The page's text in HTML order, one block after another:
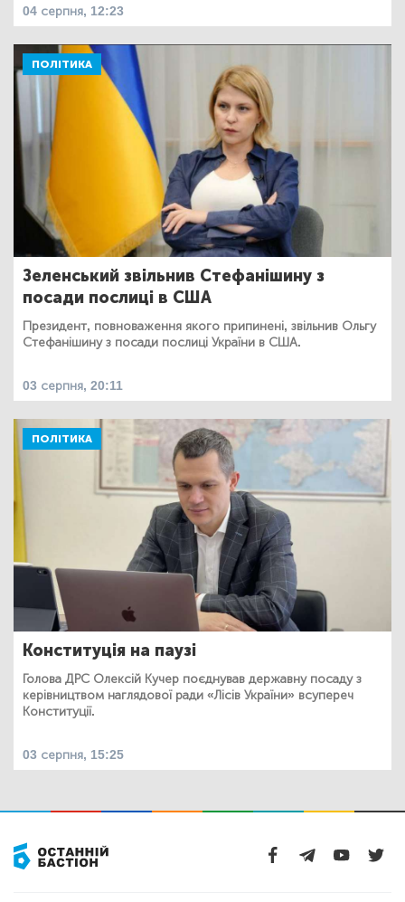
04 серпня, 12:23
ПОЛІТИКА
Зеленський звільнив Стефанішину з
посади послиці в США
Президент, повноваження якого припинені, звільнив Ольгу
Стефанішину з посади послиці України в США.
03 серпня, 20:11
ПОЛІТИКА
Конституція на паузі
Голова ДРС Олексій Кучер поєднував державну посаду з
керівництвом наглядової ради «Лісів України» всупереч
Конституції.
03 серпня, 15:25